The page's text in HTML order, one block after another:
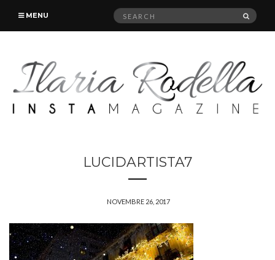
MENU
Search
LUCIDARTISTA7
NOVEMBRE 26, 2017